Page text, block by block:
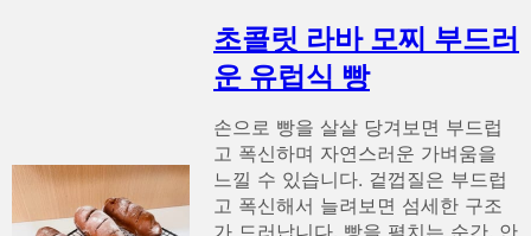
초콜릿 라바 모찌 부드러
운 유럽식 빵
손으로 빵을 살살 당겨보면 부드럽
고 폭신하며 자연스러운 가벼움을
느낄 수 있습니다. 겉껍질은 부드럽
고 폭신해서 늘려보면 섬세한 구조
가 드러납니다. 빵을 펼치는 순간, 안